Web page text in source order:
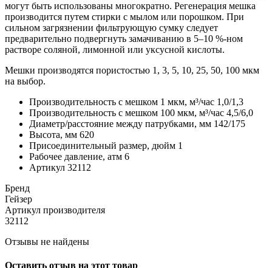
могут быть использованы многократно. Регенерация мешка
производится путем стирки с мылом или порошком. При
сильном загрязнении фильтрующую сумку следует
предварительно подвергнуть замачиванию в 5–10 %-ном
растворе соляной, лимонной или уксусной кислоты.
Мешки производятся пористостью 1, 3, 5, 10, 25, 50, 100 мкм
на выбор.
Производительность с мешком 1 мкм, м³/час 1,0/1,3
Производительность с мешком 100 мкм, м³/час 4,5/6,0
Диаметр/расстояние между патрубками, мм 142/175
Высота, мм 620
Присоединительный размер, дюйм 1
Рабочее давление, атм 6
Артикул 32112
Бренд
Гейзер
Артикул производителя
32112
Отзывы не найдены
Оставить отзыв на этот товар